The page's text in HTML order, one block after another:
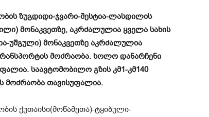
ზუგდიდი-ჯვარი-მესტია-ლასდილის
მონაკვეთზე, აკრძალულია ყველა სახის
უშგული) მონაკვეთზე აკრძალულია
მოძრაობა. ხოლო დანარჩენი
საავტომობილო გზის კმ1-კმ140
მოძრაობა თავისუფალია.
ქუთაისი(მოწამეთა)-ტყიბული-